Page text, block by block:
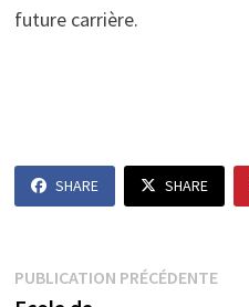
future carrière.
SHARE SHARE
Navigation
PUBLICATION PRÉCÉDENTE